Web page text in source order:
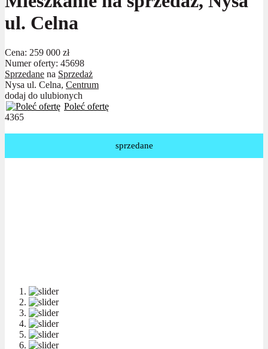
ul. Celna
Cena: 259 000 zł
Numer oferty: 45698
Sprzedane na Sprzedaż
Nysa ul. Celna, Centrum
dodaj do ulubionych
Poleć ofertę
4365
sprzedane